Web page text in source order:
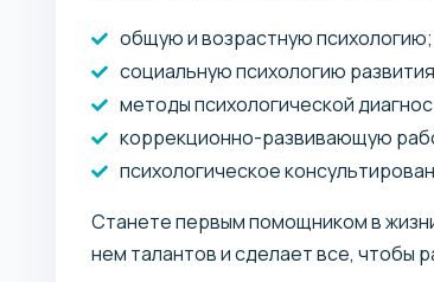
общую и возрастную психологию;
социальную психологию
методы психологической
коррекционно-развивающую
психологическое
Станете первым помощником в
нем талантов и сделает все, чтобы